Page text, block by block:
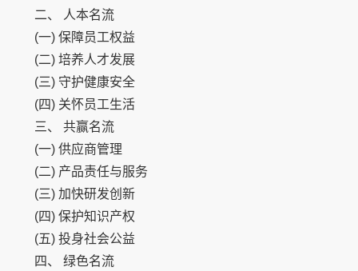
二、 人本名流
(一) 保障员工权益
(二) 培养人才发展
(三) 守护健康安全
(四) 关怀员工生活
三、 共赢名流
(一) 供应商管理
(二) 产品责任与服务
(三) 加快研发创新
(四) 保护知识产权
(五) 投身社会公益
四、 绿色名流